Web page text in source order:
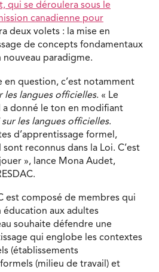
qui se déroulera sous le
canadienne pour
deux volets : la mise en
de concepts fondamentaux
nouveau paradigme.
en question, c’est notamment
les langues officielles. « Le
donné le ton en modifiant
sur les langues officielles.
d’apprentissage formel,
reconnus dans la Loi. C’est
», lance Mona Audet,
est composé de membres qui
éducation aux adultes
souhaite défendre une
qui englobe les contextes
(établissements
(milieu de travail) et